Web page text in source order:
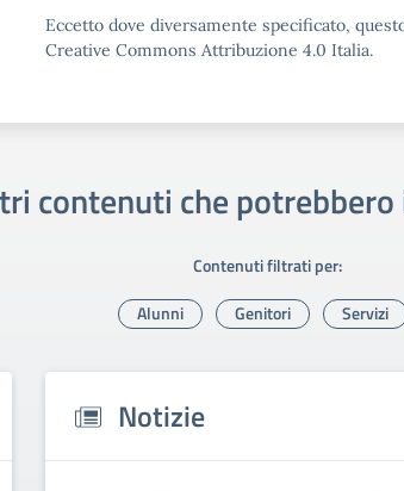
Eccetto dove diversamente specificato,
Creative Commons Attribuzione 4.0 Italia.
contenuti che
Contenuti filtrati per:
Alunni Genitori Servizi
Notizie